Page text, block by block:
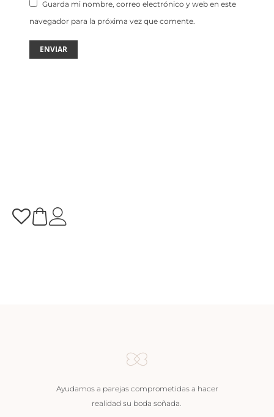
Guarda mi nombre, correo electrónico y web en este
navegador para la próxima vez que comente.
Ayudamos a parejas comprometidas a hacer
realidad su boda soñada.